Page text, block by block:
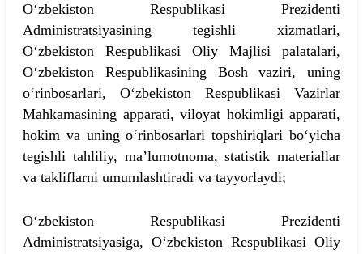
O‘zbekiston Respublikasi Prezidenti
Administratsiyasining tegishli xizmatlari,
O‘zbekiston Respublikasi Oliy Majlisi palatalari,
O‘zbekiston Respublikasining Bosh vaziri, uning
o‘rinbosarlari, O‘zbekiston Respublikasi Vazirlar
Mahkamasining apparati, viloyat hokimligi apparati,
hokim va uning o‘rinbosarlari topshiriqlari bo‘yicha
tegishli tahliliy, ma’lumotnoma, statistik materiallar
va takliflarni umumlashtiradi va tayyorlaydi;
O‘zbekiston Respublikasi Prezidenti
Administratsiyasiga, O‘zbekiston Respublikasi Oliy